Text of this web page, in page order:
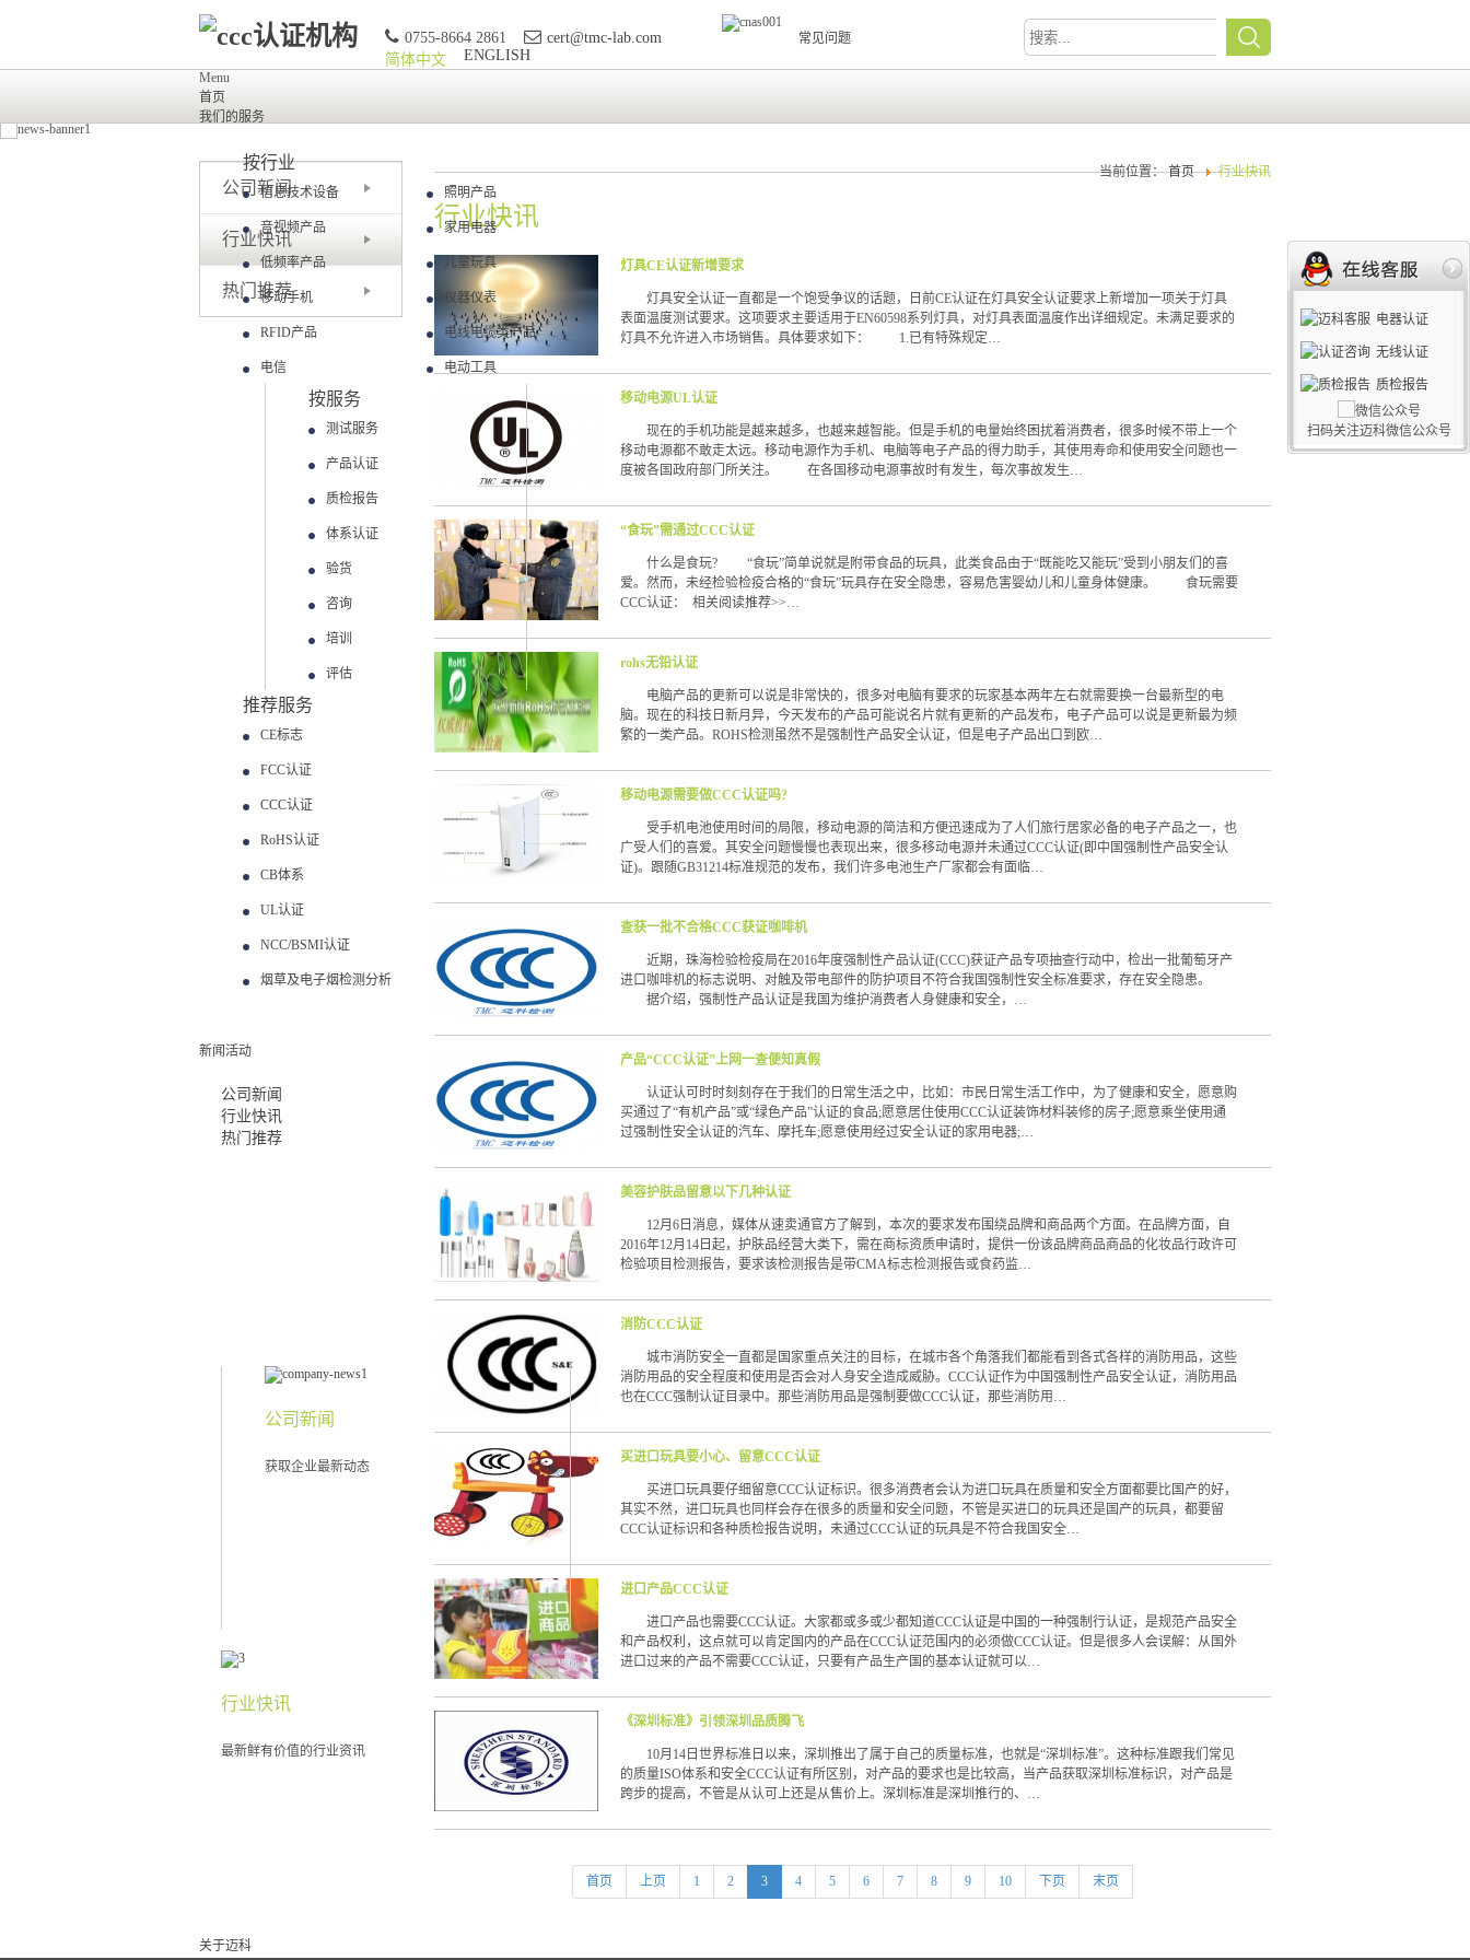
0755-8664 2861
cert@tmc-lab.com
简体中文
ENGLISH
常见问题
Menu
首页
我们的服务
按行业
信息技术设备
音视频产品
低频率产品
移动手机
RFID产品
电信
照明产品
家用电器
儿童玩具
仪器仪表
电线电缆类产品
电动工具
按服务
测试服务
产品认证
质检报告
体系认证
验货
咨询
培训
评估
推荐服务
CE标志
FCC认证
CCC认证
RoHS认证
CB体系
UL认证
NCC/BSMI认证
烟草及电子烟检测分析
新闻活动
公司新闻
行业快讯
热门推荐
公司新闻
获取企业最新动态
行业快讯
最新鲜有价值的行业资讯
关于迈科
公司新闻
行业快讯
热门推荐
当前位置：首页 行业快讯
行业快讯
灯具CE认证新增要求
灯具安全认证一直都是一个饱受争议的话题，日前CE认证在灯具安全认证要求上新增加一项关于灯具
表面温度测试要求。这项要求主要适用于EN60598系列灯具，对灯具表面温度作出详细规定。未满足要求的
灯具不允许进入市场销售。具体要求如下： 1.已有特殊规定…
移动电源UL认证
现在的手机功能是越来越多，也越来越智能。但是手机的电量始终困扰着消费者，很多时候不带上一个
移动电源都不敢走太远。移动电源作为手机、电脑等电子产品的得力助手，其使用寿命和使用安全问题也一
度被各国政府部门所关注。 在各国移动电源事故时有发生，每次事故发生…
“食玩”需通过CCC认证
什么是食玩? “食玩”简单说就是附带食品的玩具，此类食品由于“既能吃又能玩”受到小朋友们的喜
爱。然而，未经检验检疫合格的“食玩”玩具存在安全隐患，容易危害婴幼儿和儿童身体健康。 食玩需要
CCC认证： 相关阅读推荐>>…
rohs无铅认证
电脑产品的更新可以说是非常快的，很多对电脑有要求的玩家基本两年左右就需要换一台最新型的电
脑。现在的科技日新月异，今天发布的产品可能说名片就有更新的产品发布，电子产品可以说是更新最为频
繁的一类产品。ROHS检测虽然不是强制性产品安全认证，但是电子产品出口到欧…
移动电源需要做CCC认证吗?
受手机电池使用时间的局限，移动电源的简洁和方便迅速成为了人们旅行居家必备的电子产品之一，也
广受人们的喜爱。其安全问题慢慢也表现出来，很多移动电源并未通过CCC认证(即中国强制性产品安全认
证)。跟随GB31214标准规范的发布，我们许多电池生产厂家都会有面临…
查获一批不合格CCC获证咖啡机
近期，珠海检验检疫局在2016年度强制性产品认证(CCC)获证产品专项抽查行动中，检出一批葡萄牙产
进口咖啡机的标志说明、对触及带电部件的防护项目不符合我国强制性安全标准要求，存在安全隐患。
据介绍，强制性产品认证是我国为维护消费者人身健康和安全，…
产品“CCC认证”上网一查便知真假
认证认可时时刻刻存在于我们的日常生活之中，比如：市民日常生活工作中，为了健康和安全，愿意购
买通过了“有机产品”或“绿色产品”认证的食品;愿意居住使用CCC认证装饰材料装修的房子;愿意乘坐使用通
过强制性安全认证的汽车、摩托车;愿意使用经过安全认证的家用电器;…
美容护肤品留意以下几种认证
12月6日消息，媒体从速卖通官方了解到，本次的要求发布围绕品牌和商品两个方面。在品牌方面，自
2016年12月14日起，护肤品经营大类下，需在商标资质申请时，提供一份该品牌商品商品的化妆品行政许可
检验项目检测报告，要求该检测报告是带CMA标志检测报告或食药监…
消防CCC认证
城市消防安全一直都是国家重点关注的目标，在城市各个角落我们都能看到各式各样的消防用品，这些
消防用品的安全程度和使用是否会对人身安全造成威胁。CCC认证作为中国强制性产品安全认证，消防用品
也在CCC强制认证目录中。那些消防用品是强制要做CCC认证，那些消防用…
买进口玩具要小心、留意CCC认证
买进口玩具要仔细留意CCC认证标识。很多消费者会认为进口玩具在质量和安全方面都要比国产的好，
其实不然，进口玩具也同样会存在很多的质量和安全问题，不管是买进口的玩具还是国产的玩具，都要留
CCC认证标识和各种质检报告说明，未通过CCC认证的玩具是不符合我国安全…
进口产品CCC认证
进口产品也需要CCC认证。大家都或多或少都知道CCC认证是中国的一种强制行认证，是规范产品安全
和产品权利，这点就可以肯定国内的产品在CCC认证范围内的必须做CCC认证。但是很多人会误解：从国外
进口过来的产品不需要CCC认证，只要有产品生产国的基本认证就可以…
《深圳标准》引领深圳品质腾飞
10月14日世界标准日以来，深圳推出了属于自己的质量标准，也就是“深圳标准”。这种标准跟我们常见
的质量ISO体系和安全CCC认证有所区别，对产品的要求也是比较高，当产品获取深圳标准标识，对产品是
跨步的提高，不管是从认可上还是从售价上。深圳标准是深圳推行的、…
首页 上页 1 2 3 4 5 6 7 8 9 10 下页 末页
电器认证
无线认证
质检报告
扫码关注迈科微信公众号